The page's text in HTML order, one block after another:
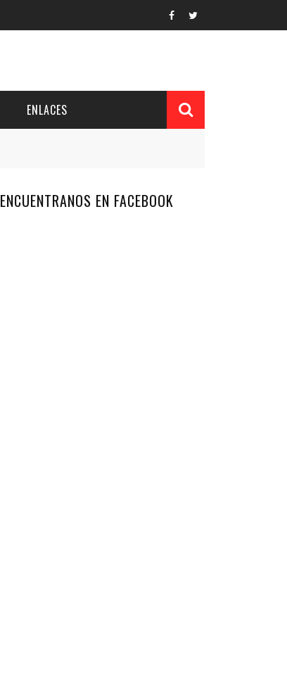
DEL PATRONATO
ANUALES
ENLACES
ENCUENTRANOS EN FACEBOOK